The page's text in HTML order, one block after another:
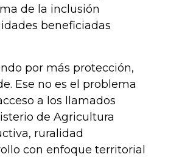
de la inclusión
beneficiadas
por más protección,
Ese no es el problema
a los llamados
de Agricultura
ruralidad
con enfoque territorial